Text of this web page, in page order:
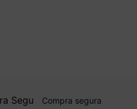
Compra segura